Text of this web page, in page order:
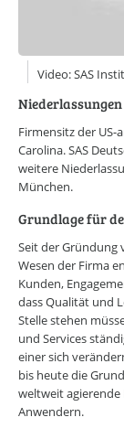
Video: SAS
Firmensitz der
Carolina. SAS
weitere
München.
Grundlage für
Seit der Gründung
Wesen der Firma
Kunden,
dass Qualität und
Stelle stehen
und Services
einer sich
bis heute die
weltweit
Anwendern.